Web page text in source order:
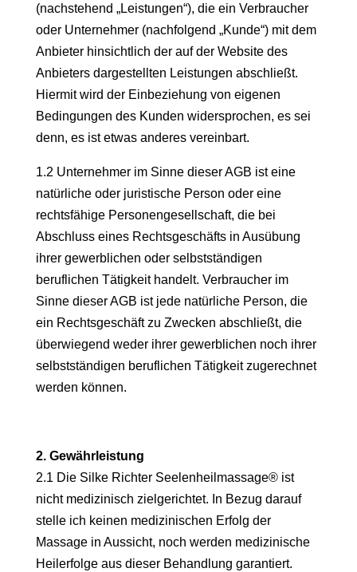
(nachstehend „Leistungen“), die ein Verbraucher
oder Unternehmer (nachfolgend „Kunde“) mit dem
Anbieter hinsichtlich der auf der Website des
Anbieters dargestellten Leistungen abschließt.
Hiermit wird der Einbeziehung von eigenen
Bedingungen des Kunden widersprochen, es sei
denn, es ist etwas anderes vereinbart.
1.2 Unternehmer im Sinne dieser AGB ist eine
natürliche oder juristische Person oder eine
rechtsfähige Personengesellschaft, die bei
Abschluss eines Rechtsgeschäfts in Ausübung
ihrer gewerblichen oder selbstständigen
beruflichen Tätigkeit handelt. Verbraucher im
Sinne dieser AGB ist jede natürliche Person, die
ein Rechtsgeschäft zu Zwecken abschließt, die
überwiegend weder ihrer gewerblichen noch ihrer
selbstständigen beruflichen Tätigkeit zugerechnet
werden können.
2. Gewährleistung
2.1 Die Silke Richter Seelenheilmassage® ist
nicht medizinisch zielgerichtet. In Bezug darauf
stelle ich keinen medizinischen Erfolg der
Massage in Aussicht, noch werden medizinische
Heilerfolge aus dieser Behandlung garantiert.